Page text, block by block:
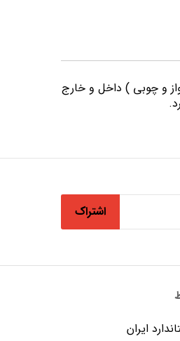
و چوبی ) داخل و خارج
اشتراک
ایران